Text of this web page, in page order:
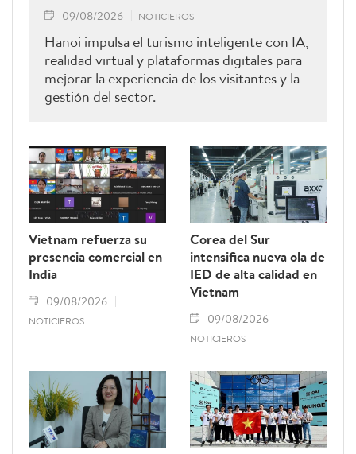
09/08/2026 NOTICIEROS
Hanoi impulsa el turismo inteligente con IA,
realidad virtual y plataformas digitales para
mejorar la experiencia de los visitantes y la
gestión del sector.
Vietnam refuerza su
presencia comercial en
India
09/08/2026
NOTICIEROS
Corea del Sur
intensifica nueva ola de
IED de alta calidad en
Vietnam
09/08/2026
NOTICIEROS